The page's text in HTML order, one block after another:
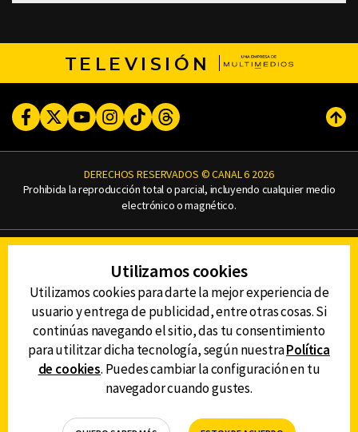
TELEVISIÓN
FacebookTwitterYoutubeInstagram
TikTokThreads
DERECHOS RESERVADOS © CANAL 6 2026
Prohibida la reproducción total o parcial, incluyendo cualquier medio
electrónico o magnético.
AVISO DE PRIVACIDAD
AVISO LEGAL
DEFENSORÍA DE LAS AUDIENCIAS
DESCARGA LA APP DE CANAL 6
Utilizamos cookies
Utilizamos cookies para darte la mejor experiencia de
usuario y entrega de publicidad, entre otras cosas. Si
continúas navegando el sitio, das tu consentimiento
para utilitzar dicha tecnología, según nuestraPolítica
de cookies. Puedes cambiar la configuración en tu
navegador cuando gustes.